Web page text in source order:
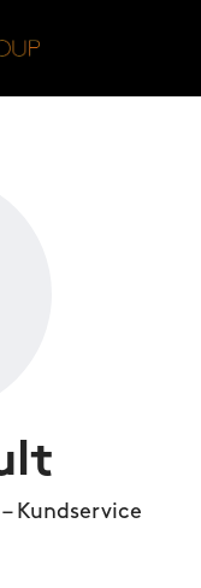
Kundservice